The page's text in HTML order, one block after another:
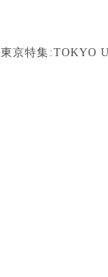
東京特集:TOKYO